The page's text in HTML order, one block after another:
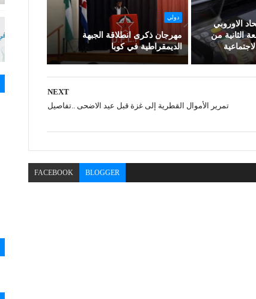
الاوروبي
الثانية من
دولي
مهرجان ذكرى انطلاقة الجبهة
الديمقراطية في كوبا
NEXT
تمرير الأموال القطرية إلى غزة قبل عيد الاضحى ..تفاصيل
BLOGGER
FACEBOOK